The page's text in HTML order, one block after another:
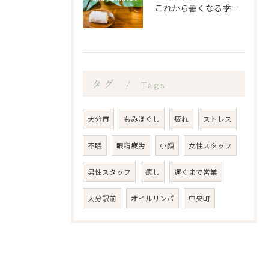
これから暑くなる季節になるので、もみほぐし亭ではご来店のお客...
タグ Tags
大分市 もみほぐし 疲れ ストレス
不眠 眼精疲労 小顔 女性スタッフ
男性スタッフ 癒し 遅くまで営業
大分駅前 オイルリンパ 中央町